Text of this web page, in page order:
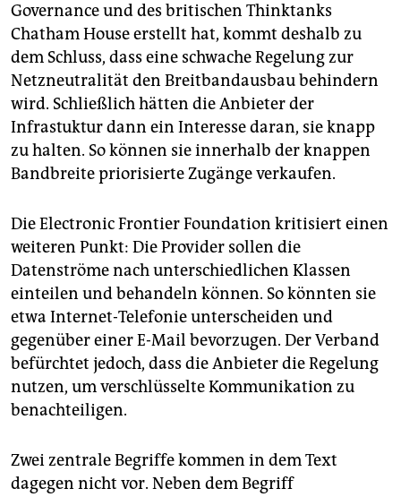
Governance und des britischen Thinktanks
Chatham House erstellt hat, kommt deshalb zu
dem Schluss, dass eine schwache Regelung zur
Netzneutralität den Breitbandausbau behindern
wird. Schließlich hätten die Anbieter der
Infrastuktur dann ein Interesse daran, sie knapp
zu halten. So können sie innerhalb der knappen
Bandbreite priorisierte Zugänge verkaufen.
Die Electronic Frontier Foundation kritisiert einen
weiteren Punkt: Die Provider sollen die
Datenströme nach unterschiedlichen Klassen
einteilen und behandeln können. So könnten sie
etwa Internet-Telefonie unterscheiden und
gegenüber einer E-Mail bevorzugen. Der Verband
befürchtet jedoch, dass die Anbieter die Regelung
nutzen, um verschlüsselte Kommunikation zu
benachteiligen.
Zwei zentrale Begriffe kommen in dem Text
dagegen nicht vor. Neben dem Begriff